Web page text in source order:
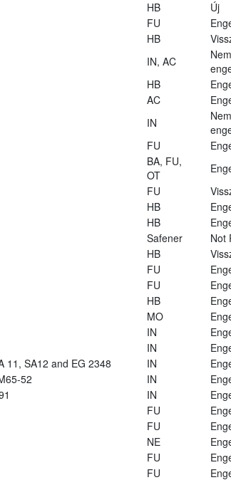
HB Új
FU
HB
IN, AC
Nem
HB
AC
IN
Nem
FU
BA, FU,
OT
FU
HB
HB
Safener Not
HB
FU
FU
HB
MO
IN
IN
11, SA12 and EG 2348
IN
52
IN
IN
FU
FU
NE
FU
FU